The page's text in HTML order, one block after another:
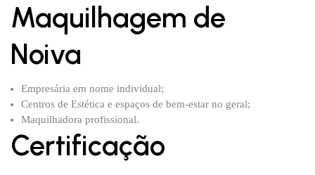
Maquilhagem de
Noiva
Empresária em nome individual;
Centros de Estética e espaços de bem-estar no geral;
Maquilhadora profissional.
Certificação